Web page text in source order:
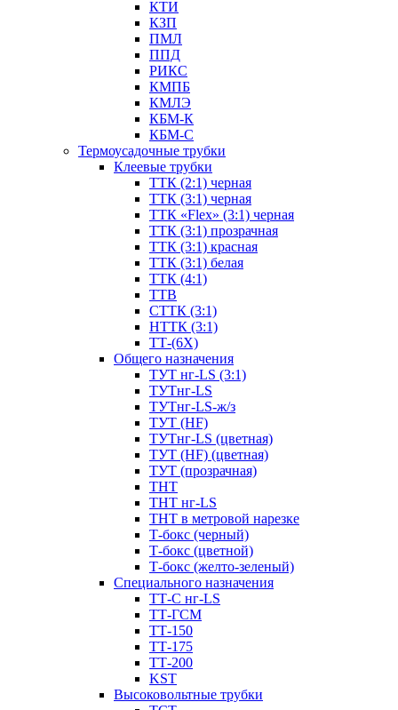
КТИ
КЗП
ПМЛ
ППД
РИКС
КМПБ
КМЛЭ
КБМ-К
КБМ-С
Термоусадочные трубки
Клеевые трубки
ТТК (2:1) черная
ТТК (3:1) черная
ТТК «Flex» (3:1) черная
ТТК (3:1) прозрачная
ТТК (3:1) красная
ТТК (3:1) белая
ТТК (4:1)
ТТВ
СТТК (3:1)
НТТК (3:1)
ТТ-(6Х)
Общего назначения
ТУТ нг-LS (3:1)
ТУТнг-LS
ТУТнг-LS-ж/з
ТУТ (HF)
ТУТнг-LS (цветная)
ТУТ (HF) (цветная)
ТУТ (прозрачная)
ТНТ
ТНТ нг-LS
ТНТ в метровой нарезке
Т-бокс (черный)
Т-бокс (цветной)
Т-бокс (желто-зеленый)
Специального назначения
ТТ-С нг-LS
ТТ-ГСМ
ТТ-150
ТТ-175
ТТ-200
KST
Высоковольтные трубки